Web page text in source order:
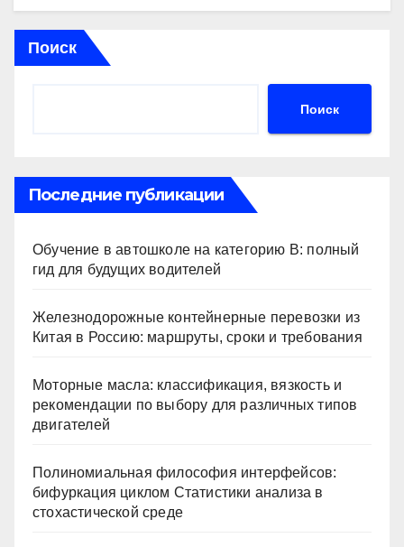
at
s
A
e
er n
ki
р
ть
Поиск
Поиск
Последние публикации
Обучение в автошколе на категорию В: полный
гид для будущих водителей
Железнодорожные контейнерные перевозки из
Китая в Россию: маршруты, сроки и требования
Моторные масла: классификация, вязкость и
рекомендации по выбору для различных типов
двигателей
Полиномиальная философия интерфейсов:
бифуркация циклом Статистики анализа в
стохастической среде